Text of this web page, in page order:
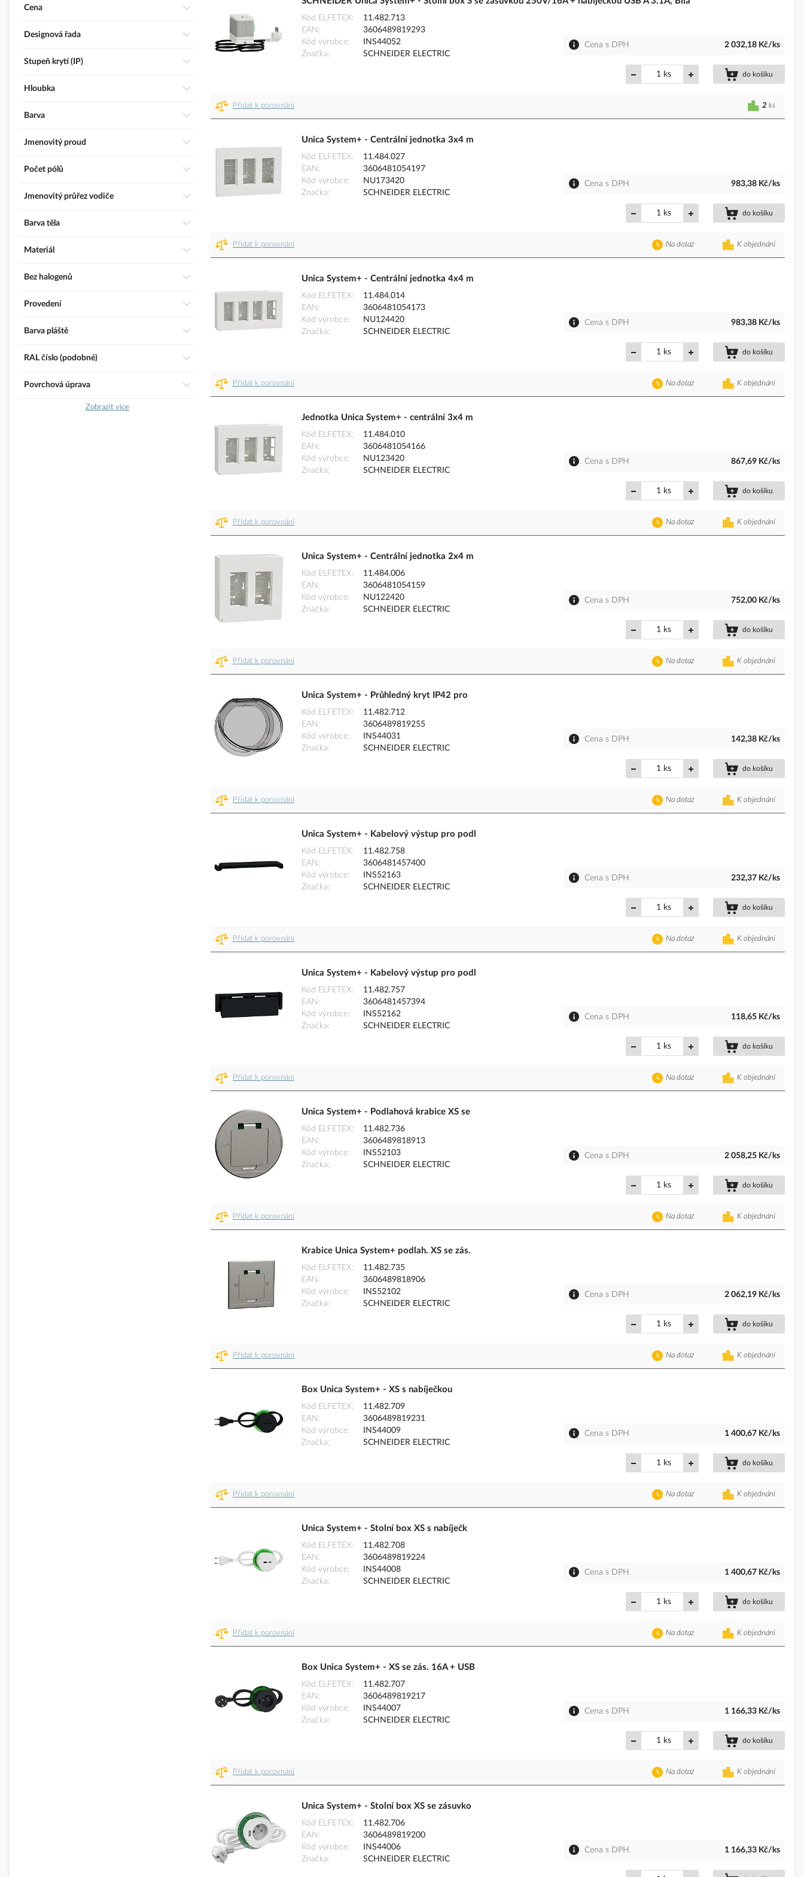
Kód ELFETEX
11.482.713
EAN
3606489819293
Kód výrobce
INS44052
Značka
SCHNEIDER ELECTRIC
Cena s DPH 2 032,18 Kč/ks
ks do košíku
Přidat k porovnání 2 ks
Unica System+ - Centrální jednotka 3x4 m
Kód ELFETEX
11.484.027
EAN
3606481054197
Kód výrobce
NU173420
Značka
SCHNEIDER ELECTRIC
Cena s DPH 983,38 Kč/ks
ks do košíku
Přidat k porovnání K objednání
Na dotaz
Unica System+ - Centrální jednotka 4x4 m
Kód ELFETEX
11.484.014
EAN
3606481054173
Kód výrobce
NU124420
Značka
SCHNEIDER ELECTRIC
Cena s DPH 983,38 Kč/ks
ks do košíku
Přidat k porovnání K objednání
Na dotaz
Jednotka Unica System+ - centrální 3x4 m
Kód ELFETEX
11.484.010
EAN
3606481054166
Kód výrobce
NU123420
Značka
SCHNEIDER ELECTRIC
Cena s DPH 867,69 Kč/ks
ks do košíku
Přidat k porovnání K objednání
Na dotaz
Unica System+ - Centrální jednotka 2x4 m
Kód ELFETEX
11.484.006
EAN
3606481054159
Kód výrobce
NU122420
Značka
SCHNEIDER ELECTRIC
Cena s DPH 752,00 Kč/ks
ks do košíku
Přidat k porovnání K objednání
Na dotaz
Unica System+ - Průhledný kryt IP42 pro
Kód ELFETEX
11.482.712
EAN
3606489819255
Kód výrobce
INS44031
Značka
SCHNEIDER ELECTRIC
Cena s DPH 142,38 Kč/ks
ks do košíku
Přidat k porovnání K objednání
Na dotaz
Unica System+ - Kabelový výstup pro podl
Kód ELFETEX
11.482.758
EAN
3606481457400
Kód výrobce
INS52163
Značka
SCHNEIDER ELECTRIC
Cena s DPH 232,37 Kč/ks
ks do košíku
Přidat k porovnání K objednání
Na dotaz
Unica System+ - Kabelový výstup pro podl
Kód ELFETEX
11.482.757
EAN
3606481457394
Kód výrobce
INS52162
Značka
SCHNEIDER ELECTRIC
Cena s DPH 118,65 Kč/ks
ks do košíku
Přidat k porovnání K objednání
Na dotaz
Unica System+ - Podlahová krabice XS se
Kód ELFETEX
11.482.736
EAN
3606489818913
Kód výrobce
INS52103
Značka
SCHNEIDER ELECTRIC
Cena s DPH 2 058,25 Kč/ks
ks do košíku
Přidat k porovnání K objednání
Na dotaz
Krabice Unica System+ podlah. XS se zás.
Kód ELFETEX
11.482.735
EAN
3606489818906
Kód výrobce
INS52102
Značka
SCHNEIDER ELECTRIC
Cena s DPH 2 062,19 Kč/ks
ks do košíku
Přidat k porovnání K objednání
Na dotaz
Box Unica System+ - XS s nabíječkou
Kód ELFETEX
11.482.709
EAN
3606489819231
Kód výrobce
INS44009
Značka
SCHNEIDER ELECTRIC
Cena s DPH 1 400,67 Kč/ks
ks do košíku
Přidat k porovnání K objednání
Na dotaz
Unica System+ - Stolní box XS s nabíječk
Kód ELFETEX
11.482.708
EAN
3606489819224
Kód výrobce
INS44008
Značka
SCHNEIDER ELECTRIC
Cena s DPH 1 400,67 Kč/ks
ks do košíku
Přidat k porovnání K objednání
Na dotaz
Box Unica System+ - XS se zás. 16A + USB
Kód ELFETEX
11.482.707
EAN
3606489819217
Kód výrobce
INS44007
Značka
SCHNEIDER ELECTRIC
Cena s DPH 1 166,33 Kč/ks
ks do košíku
Přidat k porovnání K objednání
Na dotaz
Unica System+ - Stolní box XS se zásuvko
Kód ELFETEX
11.482.706
EAN
3606489819200
Kód výrobce
INS44006
Značka
SCHNEIDER ELECTRIC
Cena s DPH 1 166,33 Kč/ks
Cena
Designová řada
Stupeň krytí (IP)
Hloubka
Barva
Jmenovitý proud
Počet pólů
Jmenovitý průřez vodiče
Barva těla
Materiál
Bez halogenů
Provedení
Barva pláště
RAL číslo (podobné)
Povrchová úprava
Zobrazit více